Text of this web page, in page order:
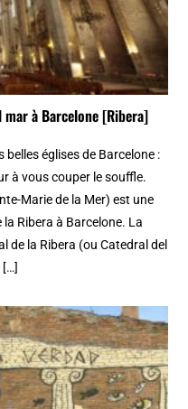
à Barcelone [Ribera]
belles églises de Barcelone :
à vous couper le souffle.
Marie de la Mer) est une
Ribera à Barcelone. La
de la Ribera (ou Catedral del